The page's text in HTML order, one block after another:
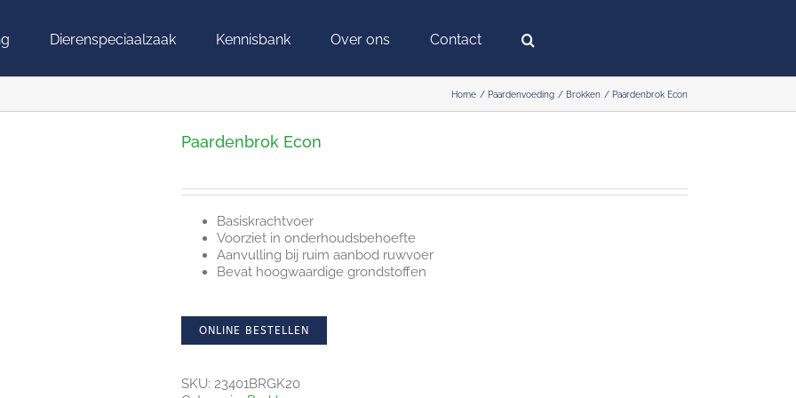
Dierenspeciaalzaak Kennisbank Over ons Contact
Home Paardenvoeding Brokken Paardenbrok Econ
Paardenbrok Econ
Basiskrachtvoer
Voorziet in onderhoudsbehoefte
Aanvulling bij ruim aanbod ruwvoer
Bevat hoogwaardige grondstoffen
ONLINE BESTELLEN
SKU: 23401BRGK20